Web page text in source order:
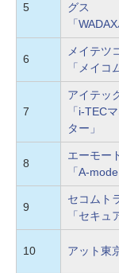
5
グス
「
6
メイテツ
「メイコ
7
アイテッ
「i-TEC
ター」
8
エーモー
「A-
9
セコムト
「セキュ
10 アット東